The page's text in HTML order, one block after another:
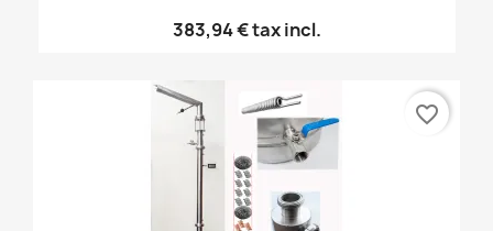
383,94 €tax incl.
favorite_border